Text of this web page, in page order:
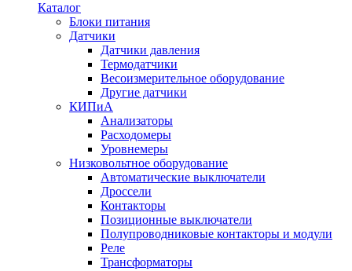
Каталог
Блоки питания
Датчики
Датчики давления
Термодатчики
Весоизмерительное оборудование
Другие датчики
КИПиА
Анализаторы
Расходомеры
Уровнемеры
Низковольтное оборудование
Автоматические выключатели
Дроссели
Контакторы
Позиционные выключатели
Полупроводниковые контакторы и модули
Реле
Трансформаторы